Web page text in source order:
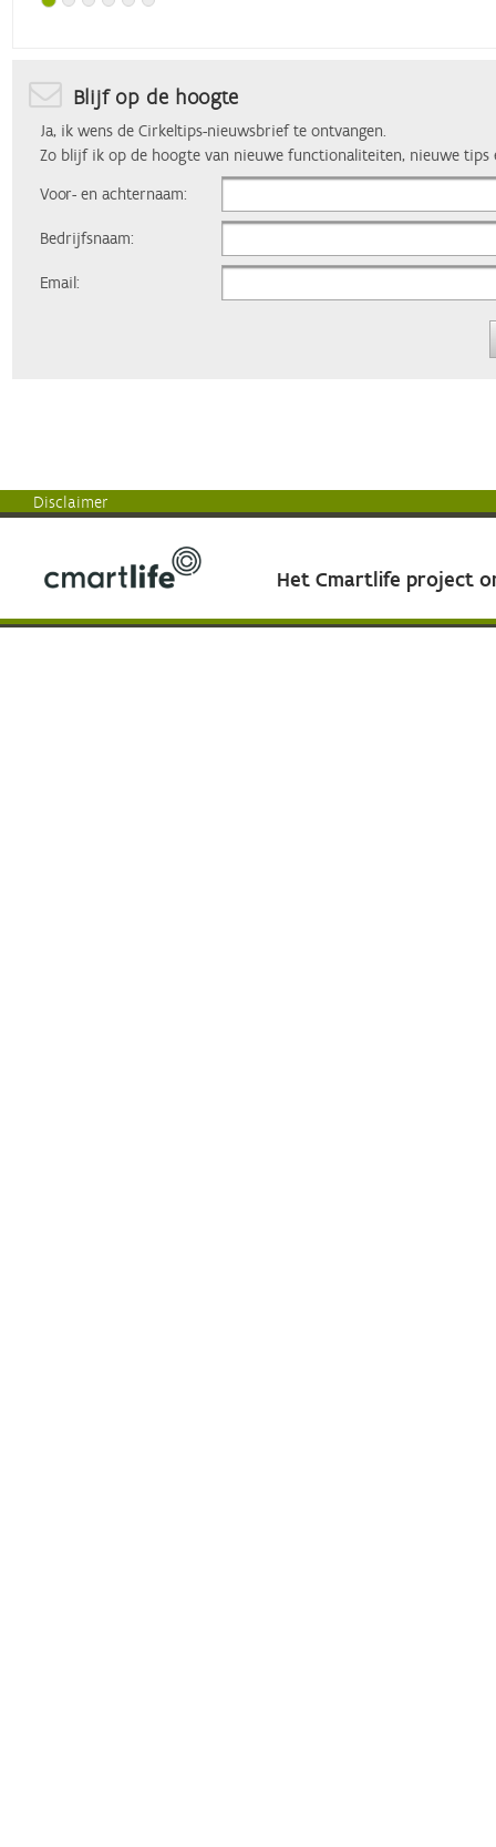
Blijf op de hoogte
Ja, ik wens de Cirkeltips-nieuwsbrief te ontvangen.
Zo blijf ik op de hoogte van nieuwe functionaliteiten, nieuwe tips
Voor- en achternaam:
Bedrijfsnaam:
Email:
Disclaimer
Het Cmartlife project